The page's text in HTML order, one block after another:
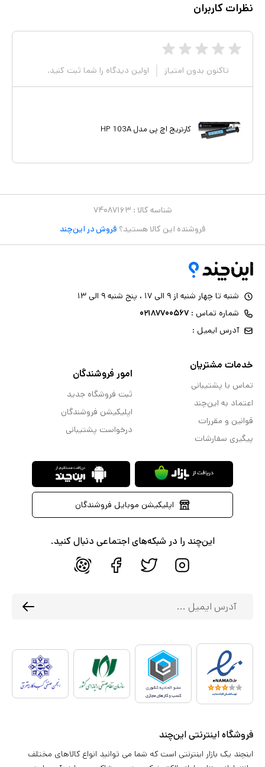
نظرات کاربران
تاکنون بدون امتیاز اولین دیدگاه را شما ثبت کنید.
کارتریج اچ پی مدل HP 103A
شناسه کالا : ۷۴۰۸۷۱۶۳
فروشنده این کالا هستید؟ فروش در این‌چند
شنبه تا چهار شنبه از ۹ الی ۱۷ ، پنج شنبه ۹ الی ۱۳
شماره تماس : ۰۲۱۸۷۷۰۰۵۶۷
آدرس ایمیل :
خدمات مشتریان
تماس با پشتیبانی
اعتماد به این‌چند
قوانین و مقررات
پیگیری سفارشات
امور فروشندگان
ثبت فروشگاه جدید
اپلیکیشن فروشندگان
درخواست پشتیبانی
اپلیکیشن موبایل فروشندگان
این‌چند را در شبکه‌های اجتماعی دنبال کنید.
فروشگاه اینترنتی این‌چند
اینچند یک بازار اینترنتی است که شما می توانید انواع کالاهای مختلف